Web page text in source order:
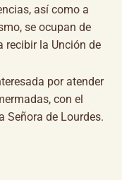
así como a
se ocupan de
recibir la Unción de
por atender
con el
Señora de Lourdes.